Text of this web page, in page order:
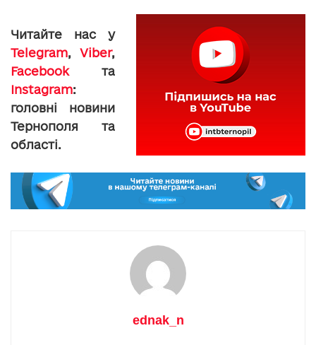
Читайте нас у
Telegram, Viber,
Facebookта
Instagram:
головні новини
Тернополя та
області.
ednak_n